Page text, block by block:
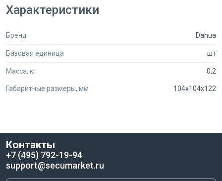
Dahua DH-PFM701-4K отличается надежностью и качеством
исполнения, что гарантирует долгий срок службы устройства.
использовании и позволяют легко переносить его с собой.
Если вам нужно подключить несколько устройств к одному
источнику HDMI сигнала, то сплиттер Dahua DH-PFM701-4K
его прямо сейчас и наслаждайтесь качественным видео без
Характеристики
Бренд Dahua
Базовая единица шт
Масса, кг 0,2
Габаритные размеры, мм 104x104x122
Контакты
+7 (495) 792-19-94
support@secumarket.ru